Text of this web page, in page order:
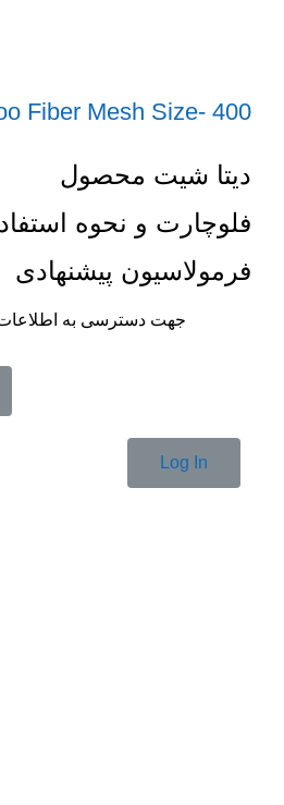
Fiber Mesh Size- 400
دیتا شیت محصول
فلوچارت و نحوه
فرمولاسیون پیشنهادی
جهت دسترسی به
Log In